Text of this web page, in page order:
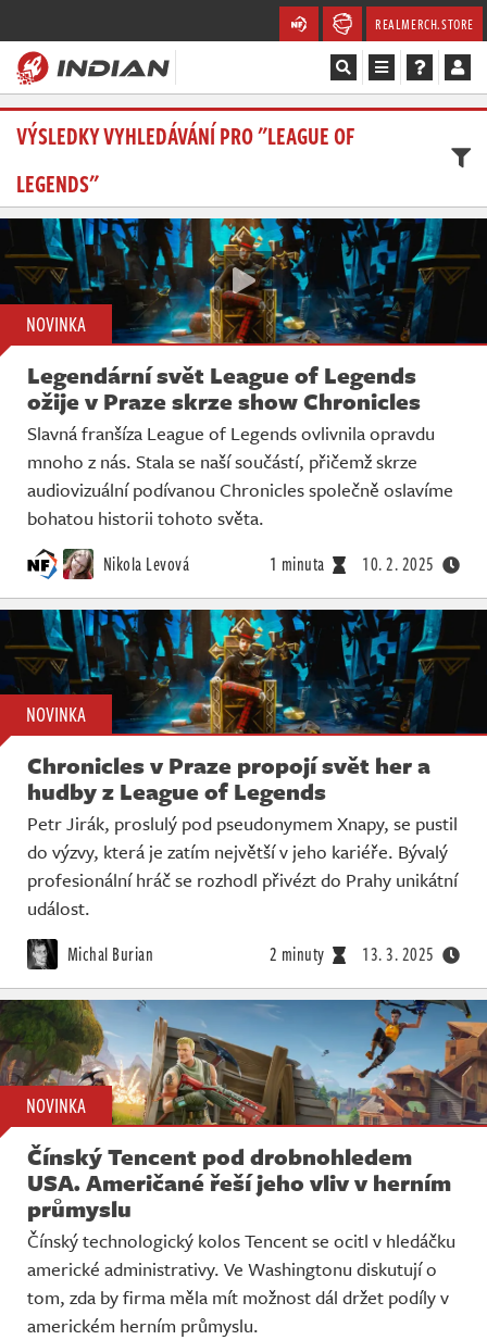
REALMERCH.STORE
Magazín
Recenze
Videa
Soutěže
Databáze
Komunita
Redakce
Živě
VÝSLEDKY VYHLEDÁVÁNÍ PRO "LEAGUE OF
LEGENDS"
NOVINKA
Legendární svět League of Legends
ožije v Praze skrze show Chronicles
Slavná franšíza League of Legends ovlivnila opravdu
mnoho z nás. Stala se naší součástí, přičemž skrze
audiovizuální podívanou Chronicles společně oslavíme
bohatou historii tohoto světa.
Nikola Levová 1 minuta 10. 2. 2025
NOVINKA
Chronicles v Praze propojí svět her a
hudby z League of Legends
Petr Jirák, proslulý pod pseudonymem Xnapy, se pustil
do výzvy, která je zatím největší v jeho kariéře. Bývalý
profesionální hráč se rozhodl přivézt do Prahy unikátní
událost.
Michal Burian 2 minuty 13. 3. 2025
NOVINKA
Čínský Tencent pod drobnohledem
USA. Američané řeší jeho vliv v herním
průmyslu
Čínský technologický kolos Tencent se ocitl v hledáčku
americké administrativy. Ve Washingtonu diskutují o
tom, zda by firma měla mít možnost dál držet podíly v
americkém herním průmyslu.